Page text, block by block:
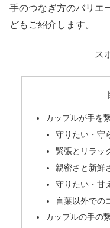
手のつなぎ方のバリエ
どもご紹介します。
ス
カップルが手を
守りたい・守
緊張とリラッ
親密さと新鮮
守りたい・甘
言葉以外での
カップルの手の